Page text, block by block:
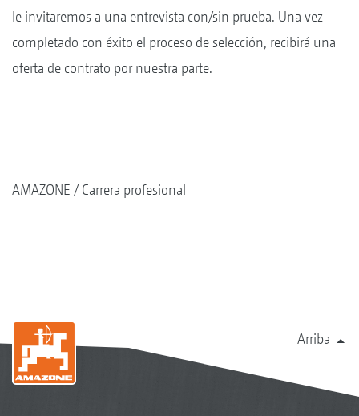
le invitaremos a una entrevista con/sin prueba. Una vez
completado con éxito el proceso de selección, recibirá una
oferta de contrato por nuestra parte.
AMAZONE Carrera profesional
Arriba